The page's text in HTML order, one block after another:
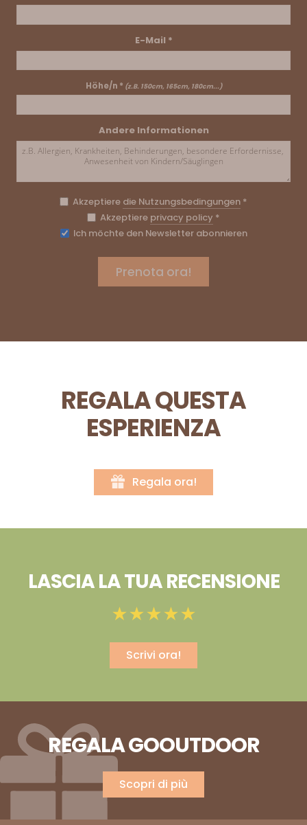
E-Mail *
Höhe/n * (z.B. 150cm, 165cm, 180cm...)
Andere Informationen
Akzeptiere die Nutzungsbedingungen *
Akzeptiere privacy policy *
Ich möchte den Newsletter abonnieren
REGALA QUESTA
ESPERIENZA
Regala ora!
LASCIA LA TUA RECENSIONE
Scrivi ora!
REGALA GOOUTDOOR
Scopri di più